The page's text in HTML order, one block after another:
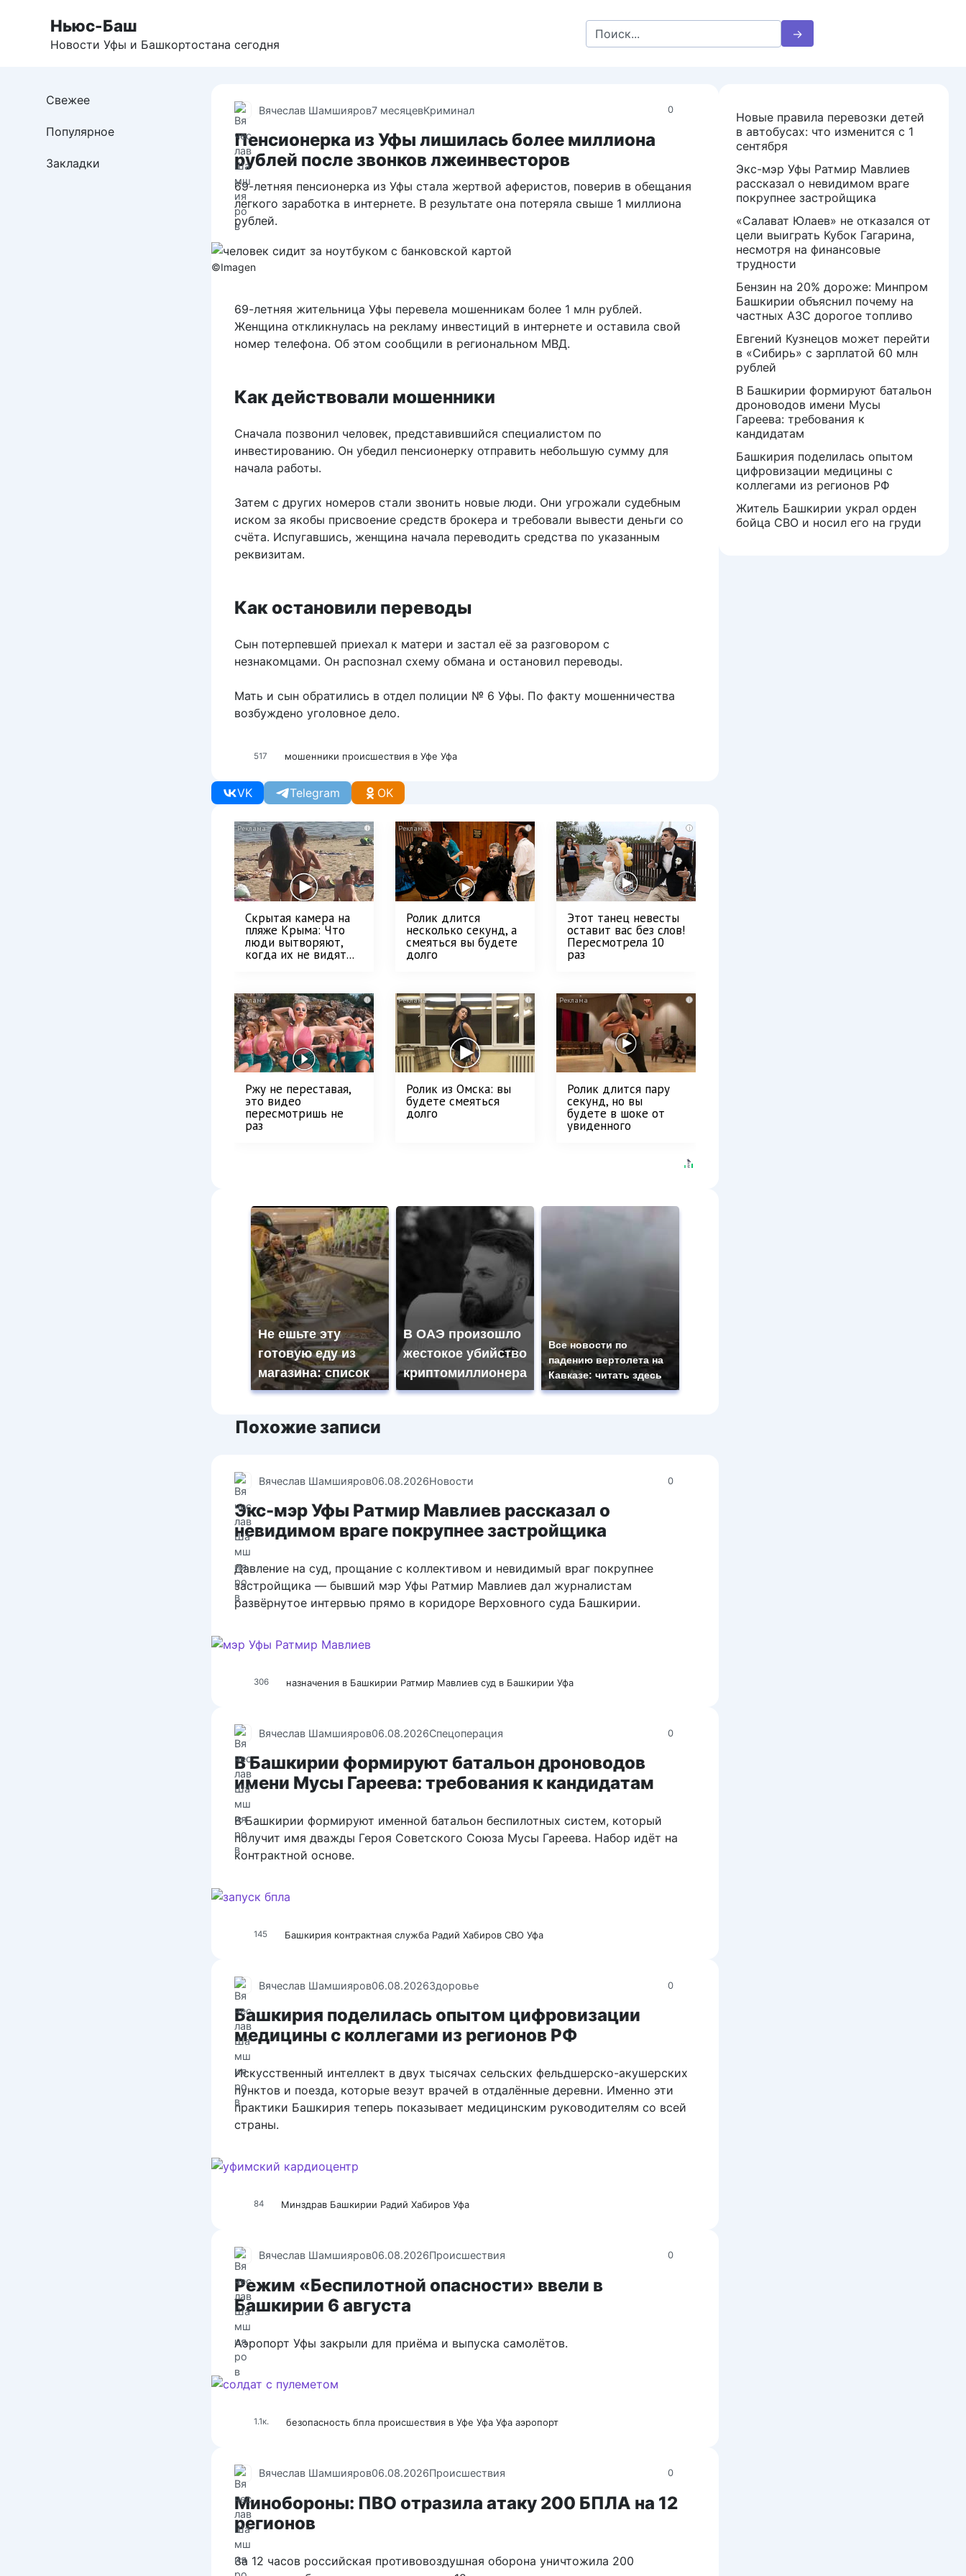
Ньюс-Баш
Новости Уфы и Башкортостана сегодня
Search
for:
0
Вячеслав Шамшияров7 месяцевКриминал
Пенсионерка из Уфы лишилась более миллиона
рублей после звонков лжеинвесторов
69-летняя пенсионерка из Уфы стала жертвой аферистов, поверив в обещания
легкого заработка в интернете. В результате она потеряла свыше 1 миллиона
рублей.
©Imagen
69-летняя жительница Уфы перевела мошенникам более 1 млн рублей.
Женщина откликнулась на рекламу инвестиций в интернете и оставила свой
номер телефона. Об этом сообщили в региональном МВД.
Как действовали мошенники
Сначала позвонил человек, представившийся специалистом по
инвестированию. Он убедил пенсионерку отправить небольшую сумму для
начала работы.
Затем с других номеров стали звонить новые люди. Они угрожали судебным
иском за якобы присвоение средств брокера и требовали вывести деньги со
счёта. Испугавшись, женщина начала переводить средства по указанным
реквизитам.
Как остановили переводы
Сын потерпевшей приехал к матери и застал её за разговором с
незнакомцами. Он распознал схему обмана и остановил переводы.
Мать и сын обратились в отдел полиции № 6 Уфы. По факту мошенничества
возбуждено уголовное дело.
517 мошенники происшествия в Уфе Уфа
VK Telegram OK
i
Скрытая камера на
пляже Крыма: Что
люди вытворяют,
когда их не видят...
i
Ролик длится
несколько секунд, а
смеяться вы будете
долго
i
Этот танец невесты
оставит вас без слов!
Пересмотрела 10
раз
i
Ржу не переставая,
это видео
пересмотришь не
раз
i
Ролик из Омска: вы
будете смеяться
долго
i
Ролик длится пару
секунд, но вы
будете в шоке от
увиденного
Не ешьте эту
готовую еду из
магазина: список
В ОАЭ произошло
жестокое убийство
криптомиллионера
Все новости по
падению вертолета на
Кавказе: читать здесь
Похожие записи
0
Вячеслав Шамшияров06.08.2026Новости
Экс-мэр Уфы Ратмир Мавлиев рассказал о
невидимом враге покрупнее застройщика
Давление на суд, прощание с коллективом и невидимый враг покрупнее
застройщика — бывший мэр Уфы Ратмир Мавлиев дал журналистам
развёрнутое интервью прямо в коридоре Верховного суда Башкирии.
306 назначения в Башкирии Ратмир Мавлиев суд в Башкирии Уфа
0
Вячеслав Шамшияров06.08.2026Спецоперация
В Башкирии формируют батальон дроноводов
имени Мусы Гареева: требования к кандидатам
В Башкирии формируют именной батальон беспилотных систем, который
получит имя дважды Героя Советского Союза Мусы Гареева. Набор идёт на
контрактной основе.
145 Башкирия контрактная служба Радий Хабиров СВО Уфа
0
Вячеслав Шамшияров06.08.2026Здоровье
Башкирия поделилась опытом цифровизации
медицины с коллегами из регионов РФ
Искусственный интеллект в двух тысячах сельских фельдшерско-акушерских
пунктов и поезда, которые везут врачей в отдалённые деревни. Именно эти
практики Башкирия теперь показывает медицинским руководителям со всей
страны.
84 Минздрав Башкирии Радий Хабиров Уфа
0
Вячеслав Шамшияров06.08.2026Происшествия
Режим «Беспилотной опасности» ввели в
Башкирии 6 августа
Аэропорт Уфы закрыли для приёма и выпуска самолётов.
1.1к. безопасность бпла происшествия в Уфе Уфа Уфа аэропорт
0
Вячеслав Шамшияров06.08.2026Происшествия
Минобороны: ПВО отразила атаку 200 БПЛА на 12
регионов
За 12 часов российская противовоздушная оборона уничтожила 200
Свежее
Популярное
Закладки
Новые правила перевозки детей
в автобусах: что изменится с 1
сентября
Экс-мэр Уфы Ратмир Мавлиев
рассказал о невидимом враге
покрупнее застройщика
«Салават Юлаев» не отказался от
цели выиграть Кубок Гагарина,
несмотря на финансовые
трудности
Бензин на 20% дороже: Минпром
Башкирии объяснил почему на
частных АЗС дорогое топливо
Евгений Кузнецов может перейти
в «Сибирь» с зарплатой 60 млн
рублей
В Башкирии формируют батальон
дроноводов имени Мусы
Гареева: требования к
кандидатам
Башкирия поделилась опытом
цифровизации медицины с
коллегами из регионов РФ
Житель Башкирии украл орден
бойца СВО и носил его на груди